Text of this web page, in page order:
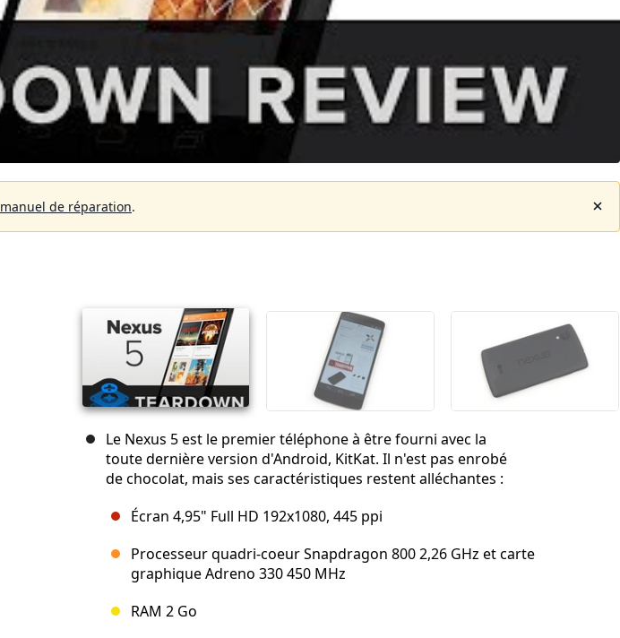
manuel de réparation.
Le Nexus 5 est le premier téléphone à être fourni avec la
toute dernière version d'Android, KitKat. Il n'est pas enrobé
de chocolat, mais ses caractéristiques restent alléchantes :
Écran 4,95" Full HD 192x1080, 445 ppi
Processeur quadri-coeur Snapdragon 800 2,26 GHz et carte
graphique Adreno 330 450 MHz
RAM 2 Go